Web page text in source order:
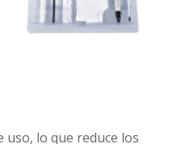
uso, lo que reduce los